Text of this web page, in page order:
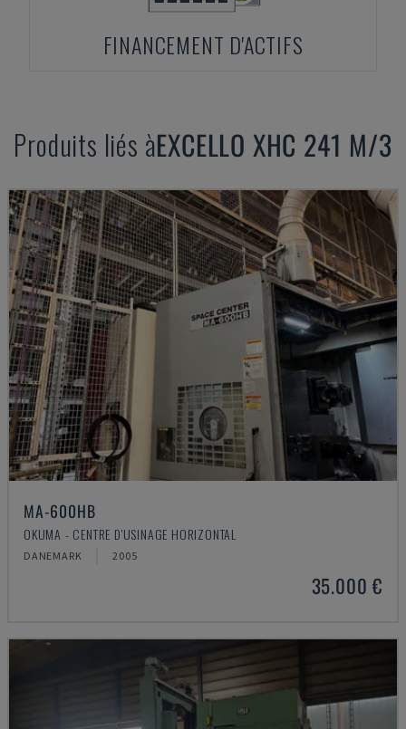
FINANCEMENT D'ACTIFS
Produits liés àEXCELLO XHC 241 M/3
MA-600HB
OKUMA - CENTRE D'USINAGE HORIZONTAL
DANEMARK 2005
35.000 €